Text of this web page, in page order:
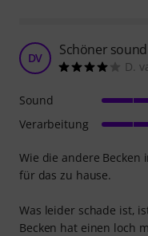
DV Schöner sound
D.
Wie die andere
für das zu hause.
Was leider schade ist,
Becken hat einen loch
Sound
Verarbeitung